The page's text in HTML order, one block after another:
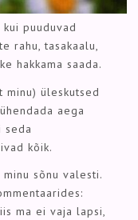
puuduvad
rahu, tasakaalu,
hakkama saada.
üleskutsed
aega
seda
kõik.
sõnu valesti.
ma ei vaja lapsi,